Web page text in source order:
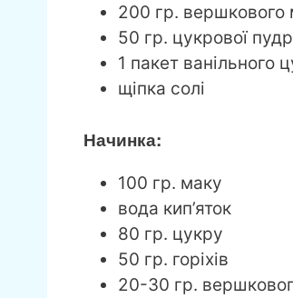
200 гр. вершкового
50 гр. цукрової
1 пакет ванільного
щіпка солі
Начинка:
100 гр. маку
вода кип’яток
80 гр. цукру
50 гр. горіхів
20-30 гр.